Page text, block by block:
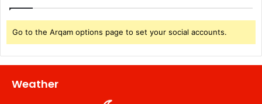
Go to the Arqam options page to set your social accounts.
Weather